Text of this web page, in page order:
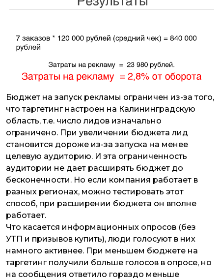
Бюджет на запуск рекламы ограничен из-за того,
что таргетинг настроен на Калининградскую
область, т.е. число лидов изначально
ограничено. При увеличении бюджета лид
становится дороже из-за запуска на менее
целевую аудиторию. И эта ограниченность
аудитории не дает расширять бюджет до
бесконечности. Но если компания работает в
разных регионах, можно тестировать этот
способ, при расширении бюджета он вполне
работает.
Что касается информационных опросов (без
УТП и призывов купить), люди голосуют в них
намного активнее. При меньшем бюджете на
таргетинг получили больше голосов в опросе, но
на сообщения ответило гораздо меньше